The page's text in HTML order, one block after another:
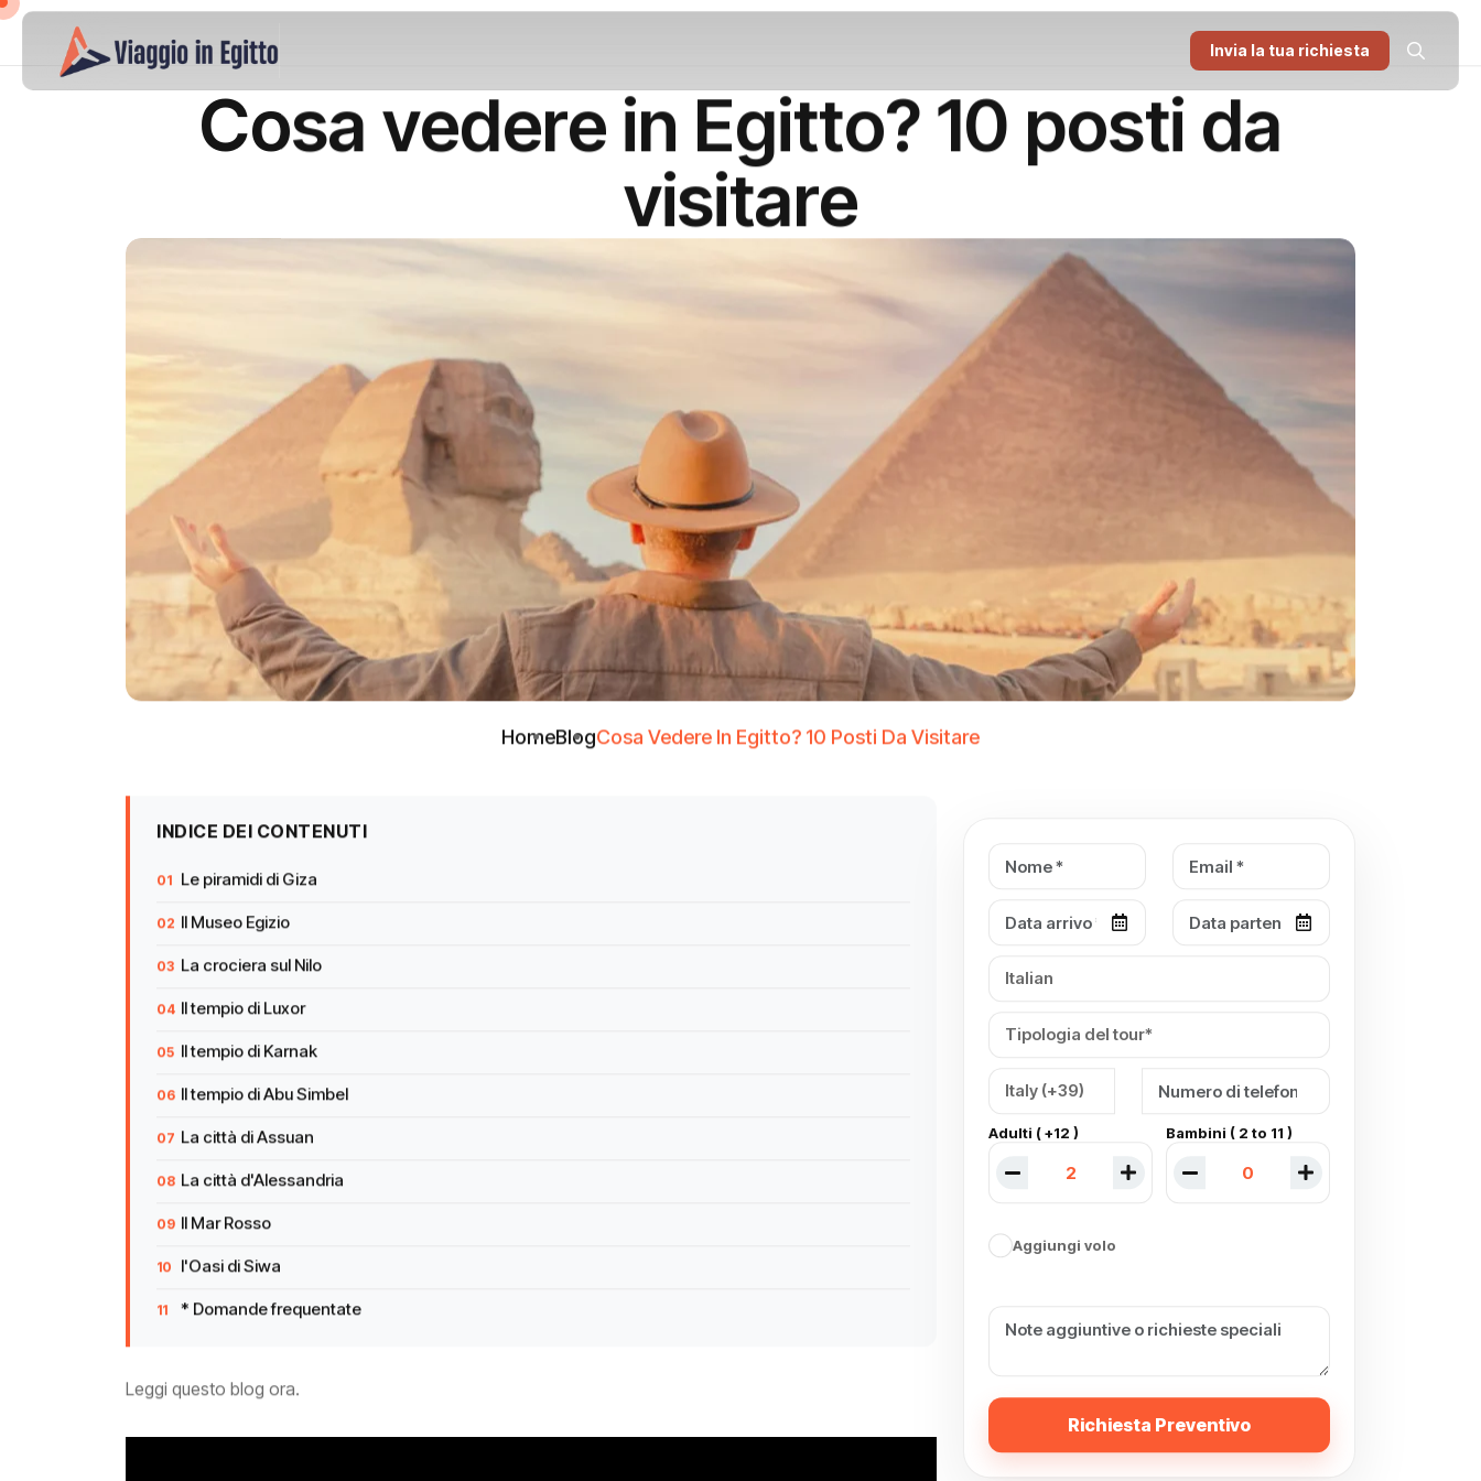
Invia la tua richiesta
Cosa vedere in Egitto? 10 posti da
visitare
HomeBlogCosa Vedere In Egitto? 10 Posti Da Visitare
INDICE DEI CONTENUTI
Le piramidi di Giza
Il Museo Egizio
La crociera sul Nilo
Il tempio di Luxor
Il tempio di Karnak
Il tempio di Abu Simbel
La città di Assuan
La città d'Alessandria
Il Mar Rosso
l'Oasi di Siwa
* Domande frequentate
Leggi questo blog ora.
Adulti ( +12 ) Bambini ( 2 to 11 )
Aggiungi volo
Richiesta Preventivo